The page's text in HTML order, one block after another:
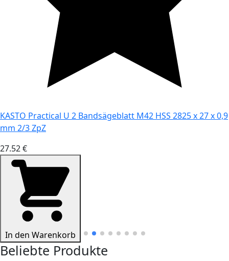
KASTO Practical U 2 Bandsägeblatt M42 HSS 2825 x 27 x 0,9
mm 2/3 ZpZ
27.52 €
In den Warenkorb
Beliebte Produkte